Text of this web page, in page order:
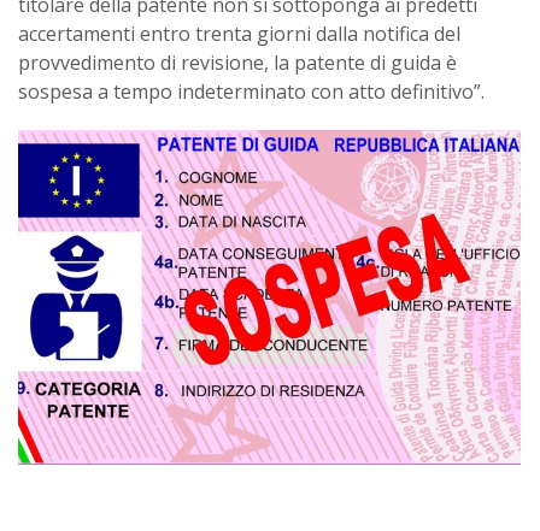
accertamenti entro trenta giorni dalla notifica del
provvedimento di revisione, la patente di guida è
sospesa a tempo indeterminato con atto definitivo”.